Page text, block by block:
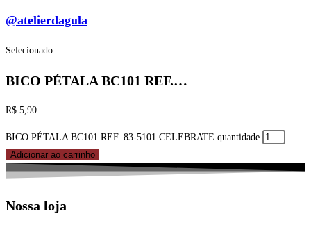
@atelierdagula
Selecionado:
BICO PÉTALA BC101 REF.…
R$ 5,90
BICO PÉTALA BC101 REF. 83-5101 CELEBRATE quantidade
Adicionar ao carrinho
Nossa loja